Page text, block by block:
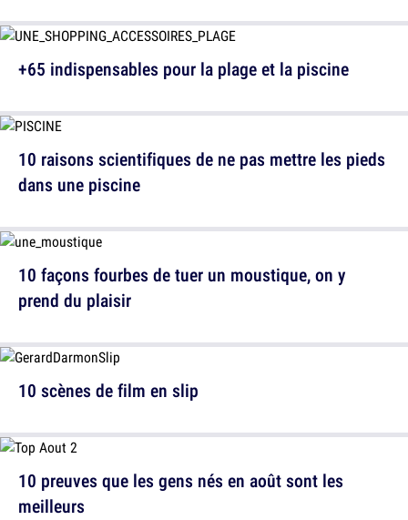
+65 indispensables pour la plage et la piscine
10 façons fourbes de tuer un moustique, on y
prend du plaisir
10 preuves que les gens nés en août sont les
meilleurs
10 raisons scientifiques de ne pas mettre les pieds
dans une piscine
10 scènes de film en slip